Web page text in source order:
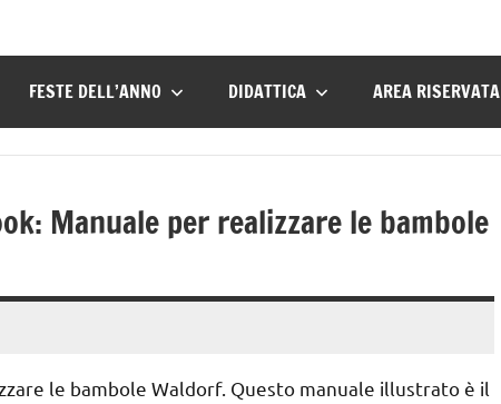
FESTE DELL’ANNO DIDATTICA AREA RISERVATA
Manuale per realizzare le bambole
le bambole Waldorf. Questo manuale illustrato è il